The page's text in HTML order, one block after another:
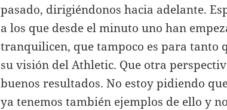
pasado, dirigiéndonos hacia adelante.
a los que desde el minuto uno han
tranquilicen, que tampoco es para tanto
su visión del Athletic. Que otra
buenos resultados. No estoy pidiendo
ya tenemos también ejemplos de ello y